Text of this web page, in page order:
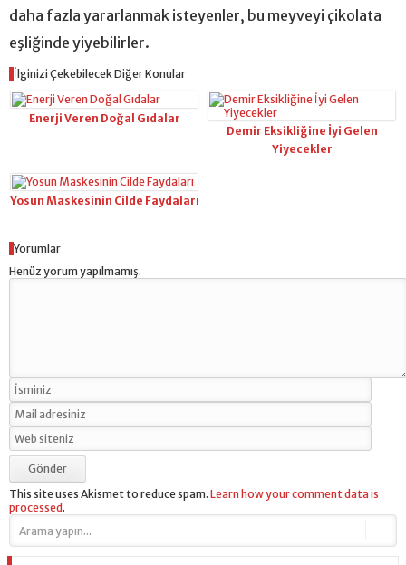
daha fazla yararlanmak isteyenler, bu meyveyi çikolata
eşliğinde yiyebilirler.
İlginizi Çekebilecek Diğer Konular
Enerji Veren Doğal Gıdalar
Demir Eksikliğine İyi Gelen
Yiyecekler
Yosun Maskesinin Cilde Faydaları
Yorumlar
Henüz yorum yapılmamış.
This site uses Akismet to reduce spam. Learn how your comment data is
processed.